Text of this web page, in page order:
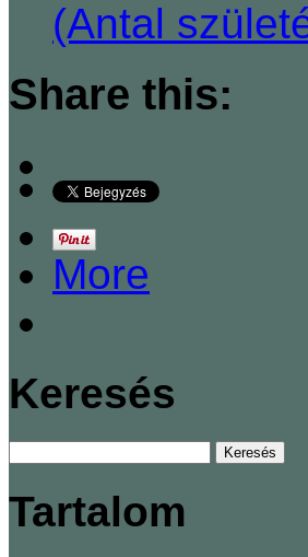
(Antal
Share this:
More
Keresés
Tartalom